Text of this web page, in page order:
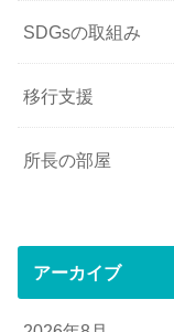
SDGsの取組み
移行支援
所長の部屋
アーカイブ